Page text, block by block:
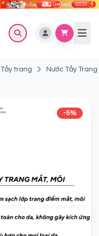
Tẩy trang Nước Tẩy
-5%